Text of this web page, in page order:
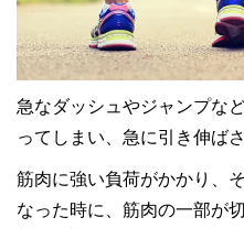
急なダッシュやジャンプな
ってしまい、急に引き伸ば
筋肉に強い負荷がかかり、
なった時に、筋肉の一部が